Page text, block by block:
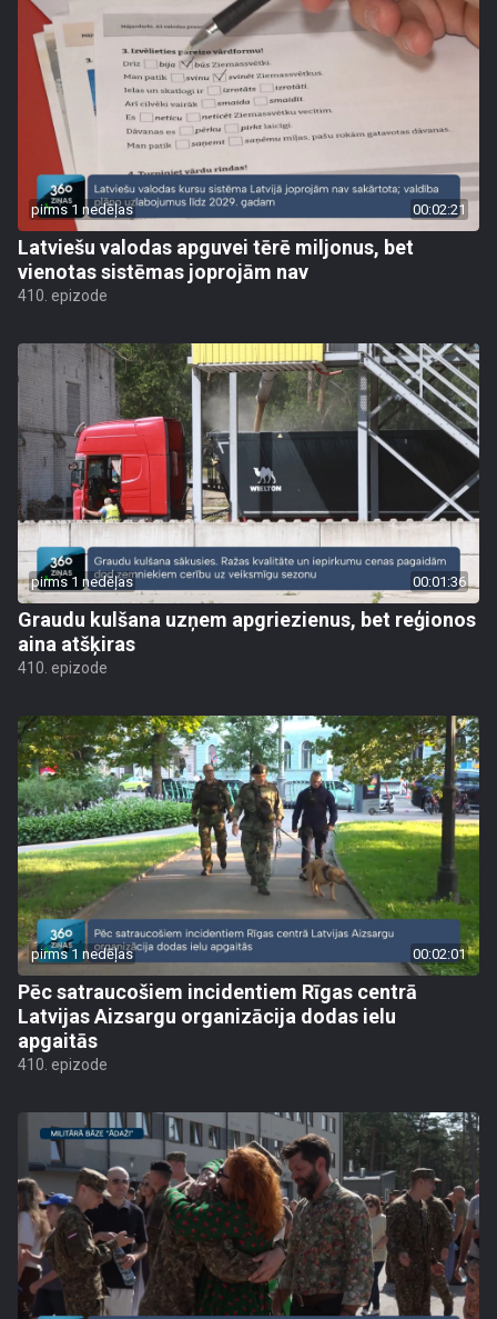
pirms 1 nedēļas 00:02:21
Latviešu valodas apguvei tērē miljonus, bet
vienotas sistēmas joprojām nav
410. epizode
pirms 1 nedēļas 00:01:36
Graudu kulšana uzņem apgriezienus, bet reģionos
aina atšķiras
410. epizode
pirms 1 nedēļas 00:02:01
Pēc satraucošiem incidentiem Rīgas centrā
Latvijas Aizsargu organizācija dodas ielu
apgaitās
410. epizode